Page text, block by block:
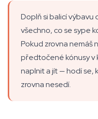
Doplň si balicí výbavu
všechno, co se sype
Pokud zrovna nemáš
předtočené kónusy v
naplnit a jít — hodí se,
zrovna nesedí.